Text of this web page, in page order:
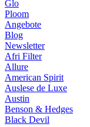
Glo
Ploom
Angebote
Blog
Newsletter
Afri Filter
Allure
American Spirit
Auslese de Luxe
Austin
Benson & Hedges
Black Devil